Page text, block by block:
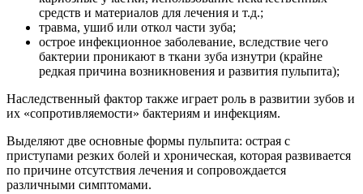
средств и материалов для лечения и т.д.;
травма, ушиб или откол части зуба;
острое инфекционное заболевание, вследствие чего
бактерии проникают в ткани зуба изнутри (крайне
редкая причина возникновения и развития пульпита);
Наследственный фактор также играет роль в развитии зубов и
их «сопротивляемости» бактериям и инфекциям.
Выделяют две основные формы пульпита: острая с
приступами резких болей и хроническая, которая развивается
по причине отсутствия лечения и сопровождается
различными симптомами.